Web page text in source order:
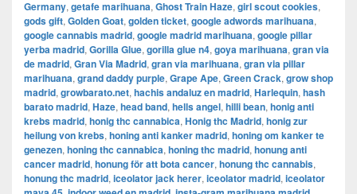
Germany, getafe marihuana, Ghost Train Haze, girl scout cookies,
gods gift, Golden Goat, golden ticket, google adwords marihuana,
google cannabis madrid, google madrid marihuana, google pillar
yerba madrid, Gorilla Glue, gorilla glue n4, goya marihuana, gran via
de madrid, ​​Gran Via Madrid, gran via marihuana, gran via pillar
marihuana, grand daddy purple, Grape Ape, Green Crack, grow shop
madrid, growbarato.net, hachis andaluz en madrid, Harlequin, hash
barato madrid, Haze, head band, hells angel, hilli bean, honig anti
krebs madrid, honig thc cannabica, Honig thc Madrid, honig zur
heilung von krebs, honing anti kanker madrid, honing om kanker te
genezen, honing thc cannabica, honing thc madrid, honung anti
cancer madrid, honung för att bota cancer, honung thc cannabis,
honung thc madrid, iceolator jack herer, iceolator madrid, iceolator